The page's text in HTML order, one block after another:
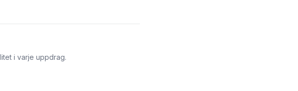
i varje uppdrag.